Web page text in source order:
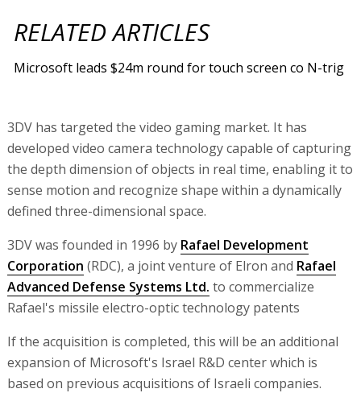
RELATED ARTICLES
Microsoft leads $24m round for touch screen co N-trig
3DV has targeted the video gaming market. It has
developed video camera technology capable of capturing
the depth dimension of objects in real time, enabling it to
sense motion and recognize shape within a dynamically
defined three-dimensional space.
3DV was founded in 1996 by Rafael Development
Corporation (RDC), a joint venture of Elron and Rafael
Advanced Defense Systems Ltd. to commercialize
Rafael's missile electro-optic technology patents
If the acquisition is completed, this will be an additional
expansion of Microsoft's Israel R&D center which is
based on previous acquisitions of Israeli companies.